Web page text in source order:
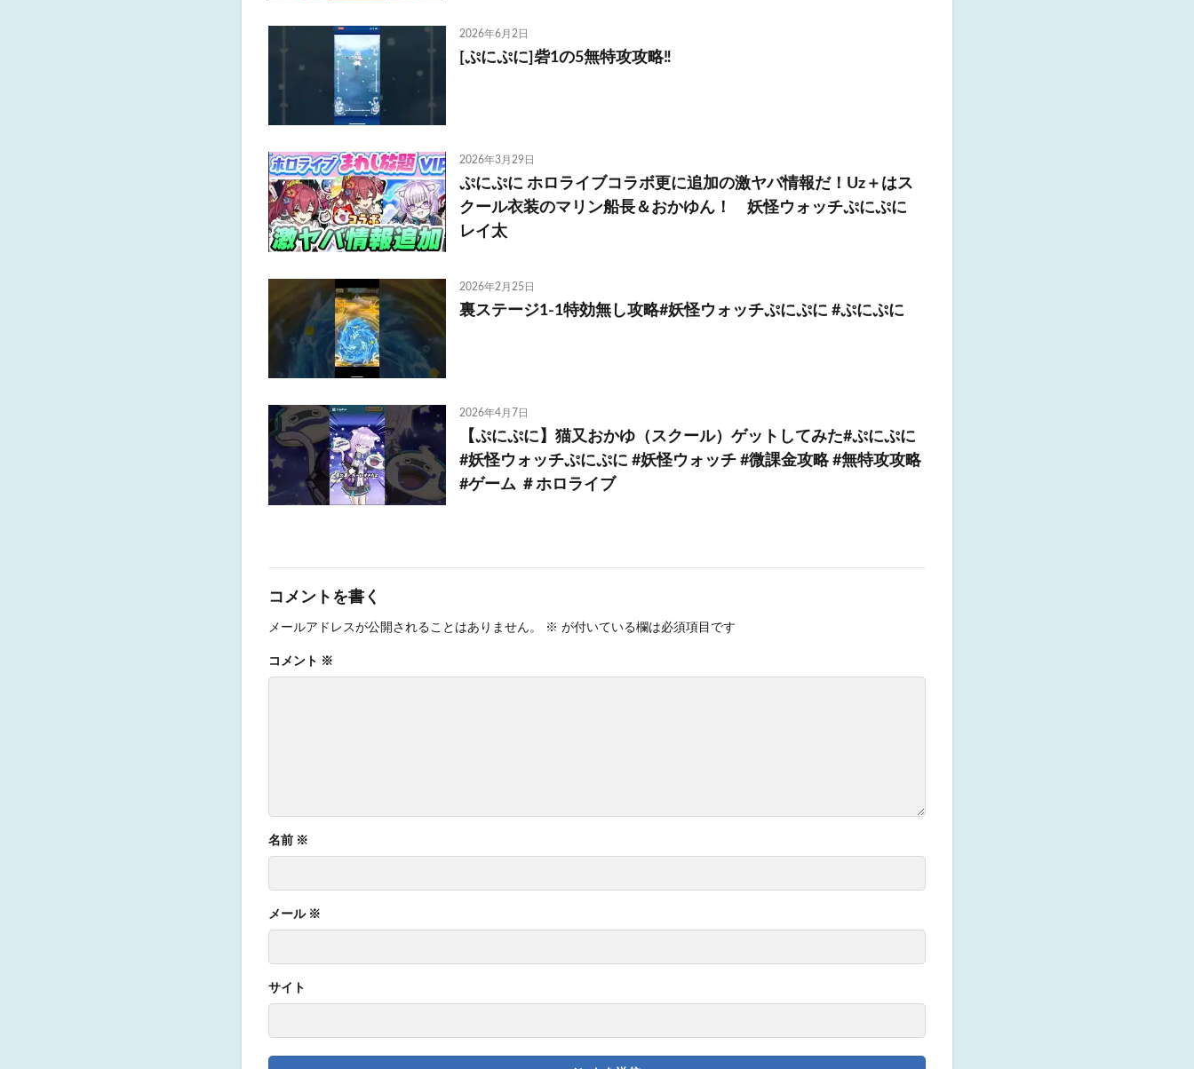
2026年6月2日
[ぷにぷに]砦1の5無特攻攻略‼️
2026年3月29日
ぷにぷに ホロライブコラボ更に追加の激ヤバ情報だ！Uz＋はス
クール衣装のマリン船長＆おかゆん！ 妖怪ウォッチぷにぷに
レイ太
2026年2月25日
裏ステージ1-1特効無し攻略#妖怪ウォッチぷにぷに #ぷにぷに
2026年4月7日
【ぷにぷに】猫又おかゆ（スクール）ゲットしてみた#ぷにぷに
#妖怪ウォッチぷにぷに #妖怪ウォッチ #微課金攻略 #無特攻攻略
#ゲーム ＃ホロライブ
コメントを書く
メールアドレスが公開されることはありません。 ※ が付いている欄は必須項目です
コメント ※
名前 ※
メール ※
サイト